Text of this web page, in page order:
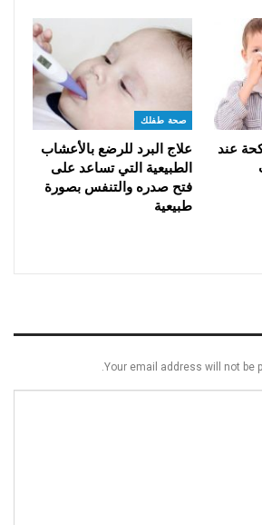
عند
صحة طفلك
علاج البرد للرضع بالأعشاب
الطبيعية التي تساعد على
فتح صدره والتنفس بصورة
طبيعية
Your email address will not be